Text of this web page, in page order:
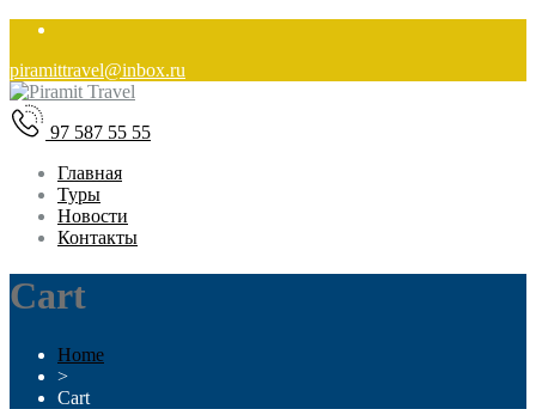
piramittravel@inbox.ru
97 587 55 55
Главная
Туры
Новости
Контакты
Cart
Home
>
Cart